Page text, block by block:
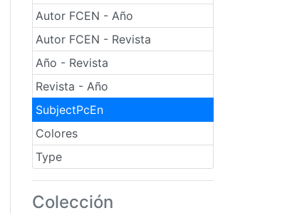
Autor FCEN - Año
Autor FCEN - Revista
Año - Revista
Revista - Año
SubjectPcEn
Colores
Type
Colección